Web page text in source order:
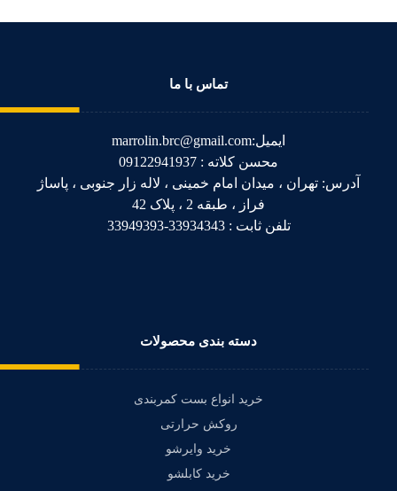
تماس با ما
ایمیل:marrolin.brc@gmail.com
محسن کلاته : 09122941937
آدرس: تهران ، میدان امام خمینی ، لاله زار جنوبی ، پاساژ
فراز ، طبقه 2 ، پلاک 42
تلفن ثابت : 33934343-33949393
دسته بندی محصولات
خرید انواع بست کمربندی
روکش حرارتی
خرید وایرشو
خرید کابلشو